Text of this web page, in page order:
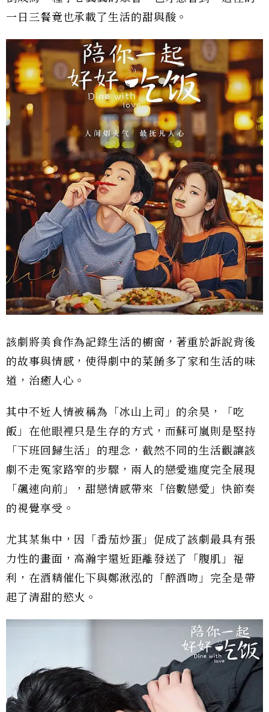
一日三餐竟也承載了生活的甜與酸。
該劇將美食作為記錄生活的櫥窗，著重於訴說背後
的故事與情感，使得劇中的菜餚多了家和生活的味
道，治癒人心。
其中不近人情被稱為「冰山上司」的余昊，「吃
飯」在他眼裡只是生存的方式，而蘇可嵐則是堅持
「下班回歸生活」的理念，截然不同的生活觀讓該
劇不走冤家路窄的步驟，兩人的戀愛進度完全展現
「飆速向前」，甜戀情感帶來「倍數戀愛」快節奏
的視覺享受。
尤其某集中，因「番茄炒蛋」促成了該劇最具有張
力性的畫面，高瀚宇還近距離發送了「腹肌」福
利，在酒精催化下與鄭湫泓的「醉酒吻」完全是帶
起了清甜的慾火。